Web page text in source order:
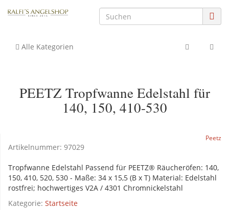
Alle Kategorien
PEETZ Tropfwanne Edelstahl für
140, 150, 410-530
Peetz
Artikelnummer: 97029
Tropfwanne Edelstahl Passend für PEETZ® Räucheröfen: 140,
150, 410, 520, 530 - Maße: 34 x 15,5 (B x T) Material: Edelstahl
rostfrei; hochwertiges V2A / 4301 Chromnickelstahl
Kategorie: Startseite